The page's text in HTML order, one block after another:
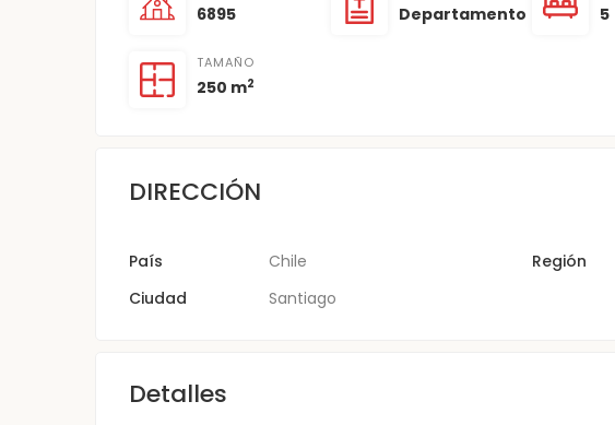
6895 Departamento 5
TAMAÑO
250 m2
DIRECCIÓN
País Chile Región
Ciudad
Santiago
Detalles